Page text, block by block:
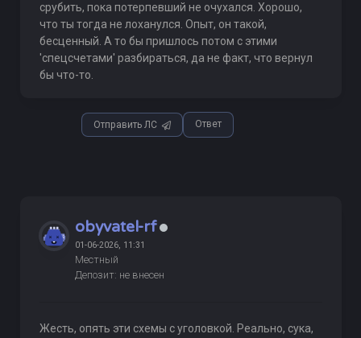
срубить, пока потерпевший не очухался. Хорошо,
что ты тогда не лоханулся. Опыт, он такой,
бесценный. А то бы пришлось потом с этими
'спецсчетами' разбираться, да не факт, что вернул
бы что-то.
Отправить ЛС Ответ
obyvatel-rf
01-06-2026, 11:31
Местный
Депозит: не внесен
Жесть, опять эти схемы с уголовкой. Реально, сука,